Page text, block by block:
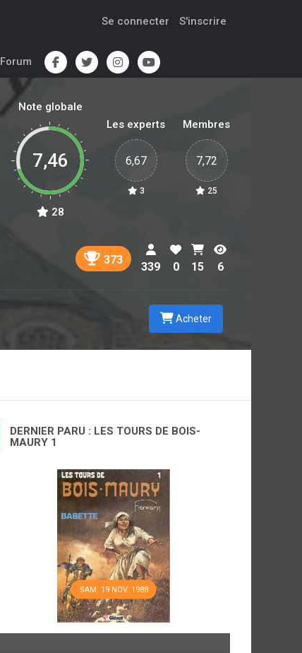
Se connecter S'inscrire
Forum
Note globale
7,46
28
Les experts
6,67
3
Membres
7,72
25
373
339 0 15 6
Acheter
DERNIER PARU : LES TOURS DE BOIS-
MAURY 1
SAM. 19 NOV. 1988